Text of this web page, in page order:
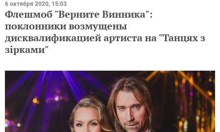
6 октября 2020, 15:03
Флешмоб "Верните Винника":
поклонники возмущены
дисквалификацией артиста на "Танцях з
зірками"